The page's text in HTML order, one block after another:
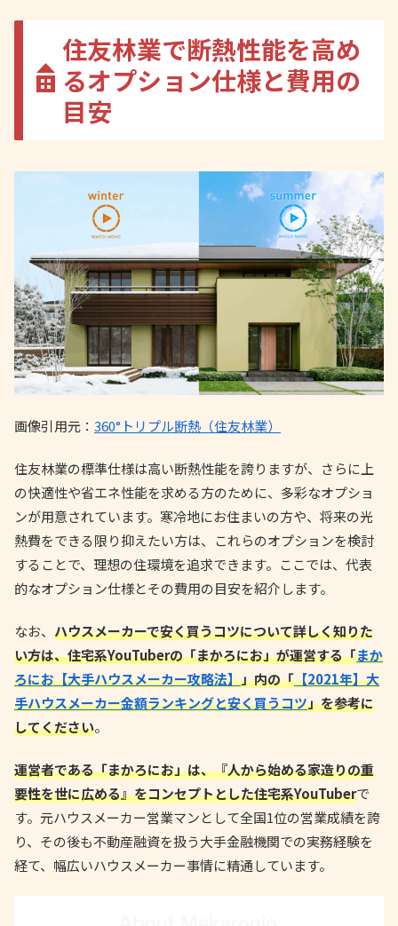
住友林業で断熱性能を高め
るオプション仕様と費用の
目安
画像引用元： 360°トリプル断熱（住友林業）
住友林業の標準仕様は高い断熱性能を誇りますが、さらに上
の快適性や省エネ性能を求める方のために、多彩なオプショ
ンが用意されています。寒冷地にお住まいの方や、将来の光
熱費をできる限り抑えたい方は、これらのオプションを検討
することで、理想の住環境を追求できます。ここでは、代表
的なオプション仕様とその費用の目安を紹介します。
なお、 ハウスメーカーで安く買うコツについて詳しく知りた
い方は、住宅系YouTuberの「まかろにお」が運営する「まか
ろにお【大手ハウスメーカー攻略法】」内の「【2021年】大
手ハウスメーカー金額ランキングと安く買うコツ」を参考に
してください。
運営者である「まかろにお」は、『人から始める家造りの重
要性を世に広める』をコンセプトとした住宅系YouTuberで
す。元ハウスメーカー営業マンとして全国1位の営業成績を誇
り、その後も不動産融資を扱う大手金融機関での実務経験を
経て、幅広いハウスメーカー事情に精通しています。